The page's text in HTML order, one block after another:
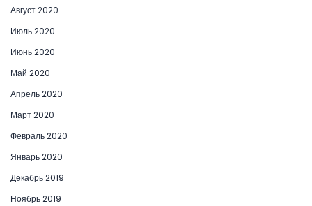
Август 2020
Июль 2020
Июнь 2020
Май 2020
Апрель 2020
Март 2020
Февраль 2020
Январь 2020
Декабрь 2019
Ноябрь 2019